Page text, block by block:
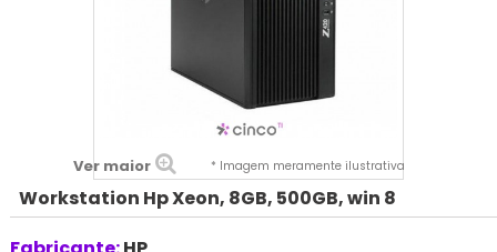
Ver maior * Imagem meramente ilustrativa
Workstation Hp Xeon, 8GB, 500GB, win 8